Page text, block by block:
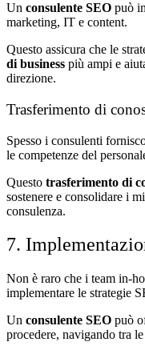
Un consulente SEO può
marketing, IT e content.
Questo assicura che le
di business più ampi e
direzione.
Trasferimento di
Spesso i consulenti
le competenze del
Questo trasferimento di
sostenere e consolidare i
consulenza.
7.
Non è raro che i team in-
implementare le strategie
Un consulente SEO può
procedere, navigando tra